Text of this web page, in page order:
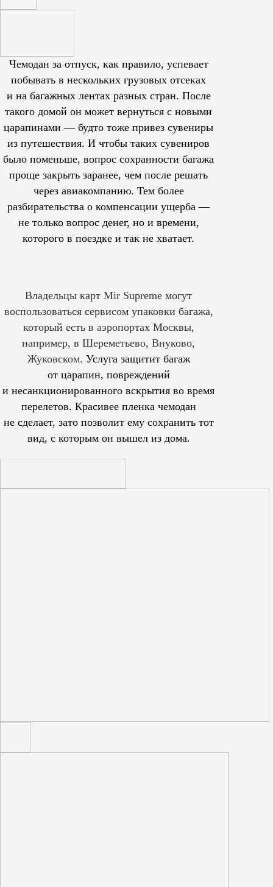
Чемодан за отпуск, как правило, успевает
побывать в нескольких грузовых отсеках
и на багажных лентах разных стран. После
такого домой он может вернуться с новыми
царапинами — будто тоже привез сувениры
из путешествия. И чтобы таких сувениров
было поменьше, вопрос сохранности багажа
проще закрыть заранее, чем после решать
через авиакомпанию. Тем более
разбирательства о компенсации ущерба —
не только вопрос денег, но и времени,
которого в поездке и так не хватает.
Владельцы карт Mir Supreme могут
воспользоваться сервисом упаковки багажа,
который есть в аэропортах Москвы,
например, в Шереметьево, Внуково,
Жуковском. Услуга защитит багаж
от царапин, повреждений
и несанкционированного вскрытия во время
перелетов. Красивее пленка чемодан
не сделает, зато позволит ему сохранить тот
вид, с которым он вышел из дома.